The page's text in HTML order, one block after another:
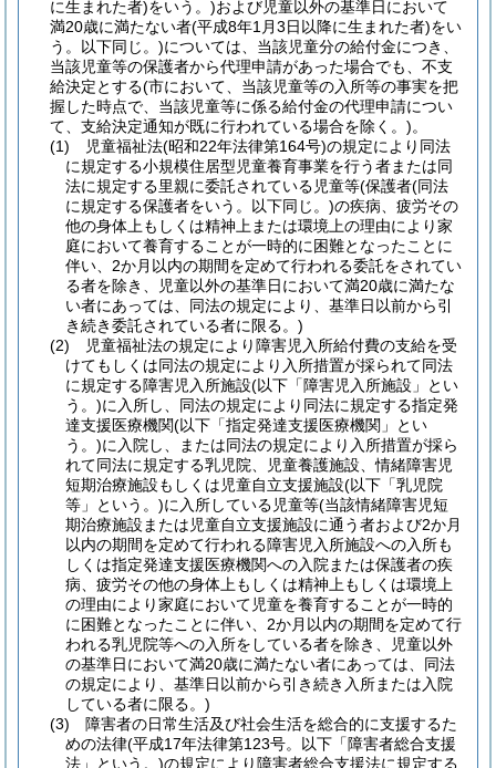
に生まれた者)をいう。)および児童以外の基準日において
満20歳に満たない者(平成8年1月3日以降に生まれた者)をい
う。以下同じ。)については、当該児童分の給付金につき、
当該児童等の保護者から代理申請があった場合でも、不支
給決定とする(市において、当該児童等の入所等の事実を把
握した時点で、当該児童等に係る給付金の代理申請につい
て、支給決定通知が既に行われている場合を除く。)。
(1)
児童福祉法(昭和22年法律第164号)の規定により同法
に規定する小規模住居型児童養育事業を行う者または同
法に規定する里親に委託されている児童等(保護者(同法
に規定する保護者をいう。以下同じ。)の疾病、疲労その
他の身体上もしくは精神上または環境上の理由により家
庭において養育することが一時的に困難となったことに
伴い、2か月以内の期間を定めて行われる委託をされてい
る者を除き、児童以外の基準日において満20歳に満たな
い者にあっては、同法の規定により、基準日以前から引
き続き委託されている者に限る。)
(2)
児童福祉法の規定により障害児入所給付費の支給を受
けてもしくは同法の規定により入所措置が採られて同法
に規定する障害児入所施設(以下「障害児入所施設」とい
う。)に入所し、同法の規定により同法に規定する指定発
達支援医療機関(以下「指定発達支援医療機関」とい
う。)に入院し、または同法の規定により入所措置が採ら
れて同法に規定する乳児院、児童養護施設、情緒障害児
短期治療施設もしくは児童自立支援施設(以下「乳児院
等」という。)に入所している児童等(当該情緒障害児短
期治療施設または児童自立支援施設に通う者および2か月
以内の期間を定めて行われる障害児入所施設への入所も
しくは指定発達支援医療機関への入院または保護者の疾
病、疲労その他の身体上もしくは精神上もしくは環境上
の理由により家庭において児童を養育することが一時的
に困難となったことに伴い、2か月以内の期間を定めて行
われる乳児院等への入所をしている者を除き、児童以外
の基準日において満20歳に満たない者にあっては、同法
の規定により、基準日以前から引き続き入所または入院
している者に限る。)
(3)
障害者の日常生活及び社会生活を総合的に支援するた
めの法律(平成17年法律第123号。以下「障害者総合支援
法」という。)の規定により障害者総合支援法に規定する